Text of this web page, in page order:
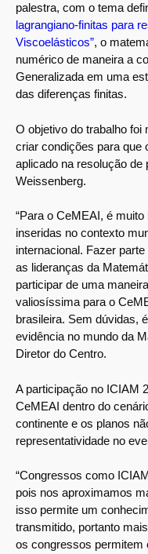
palestra, com o tema
lagrangiano-finitas para
Viscoelásticos”, o
numérico de maneira a
Generalizada em uma
das diferenças finitas.
O objetivo do trabalho foi
criar condições para que
aplicado na resolução de
Weissenberg.
“Para o CeMEAI, é
inseridas no contexto
internacional. Fazer
as lideranças da
participar de uma
valiosíssima para o
brasileira. Sem dúvidas,
evidência no mundo da
Diretor do Centro.
A participação no ICIAM
CeMEAI dentro do
continente e os planos
representatividade no
“Congressos como
pois nos aproximamos
isso permite um
transmitido, portanto
os congressos permitem